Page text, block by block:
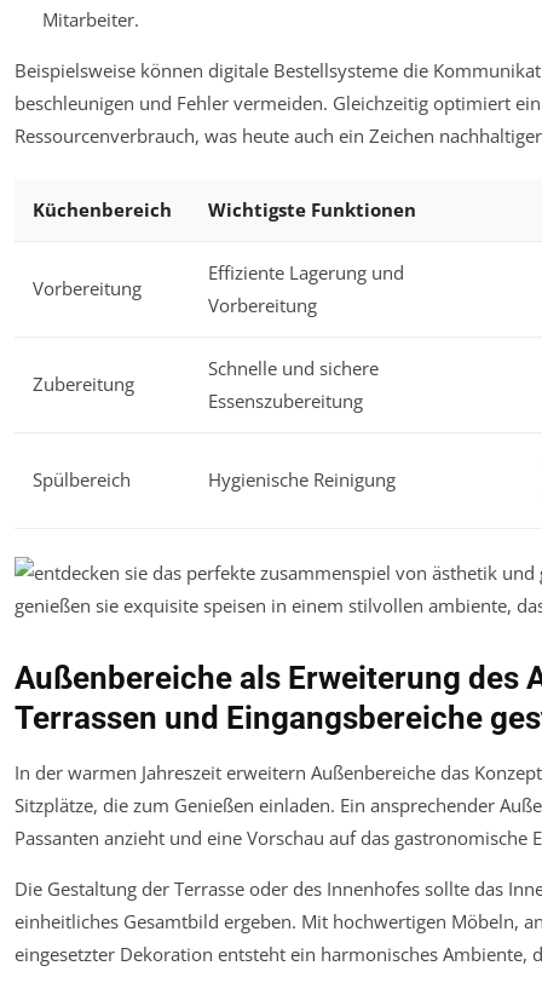
Mitarbeiter.
Beispielsweise können digitale Bestellsysteme die
beschleunigen und Fehler vermeiden. Gleichzeitig optimiert
Ressourcenverbrauch, was heute auch ein Zeichen
Küchenbereich Wichtigste Funktionen
Vorbereitung
Effiziente Lagerung und
Vorbereitung
Zubereitung
Schnelle und sichere
Essenszubereitung
Spülbereich Hygienische Reinigung
Außenbereiche als Erweiterung des
Terrassen und Eingangsbereiche
In der warmen Jahreszeit erweitern Außenbereiche das
Sitzplätze, die zum Genießen einladen. Ein ansprechender
Passanten anzieht und eine Vorschau auf das gastronomische
Die Gestaltung der Terrasse oder des Innenhofes sollte das
einheitliches Gesamtbild ergeben. Mit hochwertigen Möbeln,
eingesetzter Dekoration entsteht ein harmonisches Ambiente,